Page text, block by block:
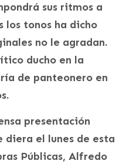
sus ritmos a
los tonos ha dicho
no le agradan.
ducho en la
de panteonero en
presentación
diera el lunes de esta
Públicas, Alfredo